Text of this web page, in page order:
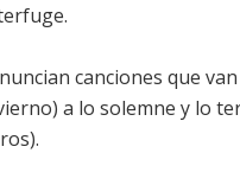
canciones que
a lo solemne y lo